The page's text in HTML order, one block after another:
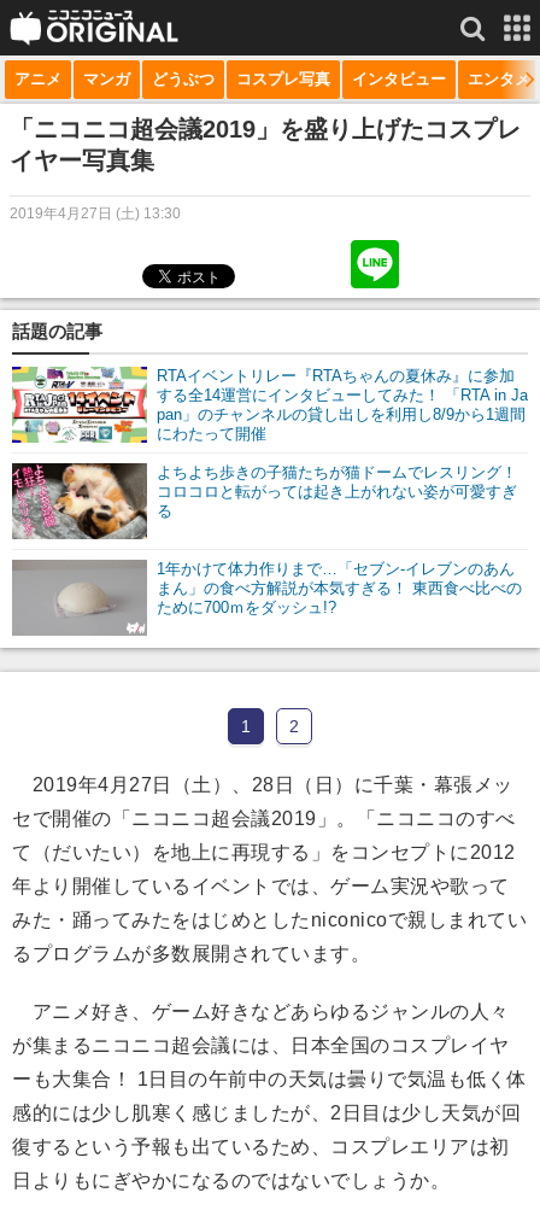
サービス一覧 もっと見る
niconico
生放送
チャンネル
マンガ
ニコニコQ
アニメ マンガ どうぶつ コスプレ写真 インタビュー エンタメ
「ニコニコ超会議2019」を盛り上げたコスプレ
イヤー写真集
2019年4月27日 (土) 13:30
話題の記事
RTAイベントリレー『RTAちゃんの夏休み』に参加
する全14運営にインタビューしてみた！ 「RTA in Ja
pan」のチャンネルの貸し出しを利用し8/9から1週間
にわたって開催
よちよち歩きの子猫たちが猫ドームでレスリング！
コロコロと転がっては起き上がれない姿が可愛すぎ
る
1年かけて体力作りまで…「セブン-イレブンのあん
まん」の食べ方解説が本気すぎる！ 東西食べ比べの
ために700ｍをダッシュ!?
1 2
2019年4月27日（土）、28日（日）に千葉・幕張メッ
セで開催の「ニコニコ超会議2019」。「ニコニコのすべ
て（だいたい）を地上に再現する」をコンセプトに2012
年より開催しているイベントでは、ゲーム実況や歌って
みた・踊ってみたをはじめとしたniconicoで親しまれてい
るプログラムが多数展開されています。
アニメ好き、ゲーム好きなどあらゆるジャンルの人々
が集まるニコニコ超会議には、日本全国のコスプレイヤ
ーも大集合！ 1日目の午前中の天気は曇りで気温も低く体
感的には少し肌寒く感じましたが、 2日目は少し天気が回
復するという予報も出ているため、コスプレエリアは初
日よりもにぎやかになるのではないでしょうか。